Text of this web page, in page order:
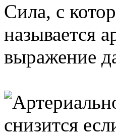
Сила, с
называется
выражение